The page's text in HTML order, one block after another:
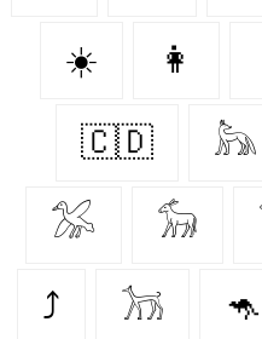
☀️ 👩‍
🇨🇩 𓃦
𓅮 𓃘
⤴ 𓃡 🦘